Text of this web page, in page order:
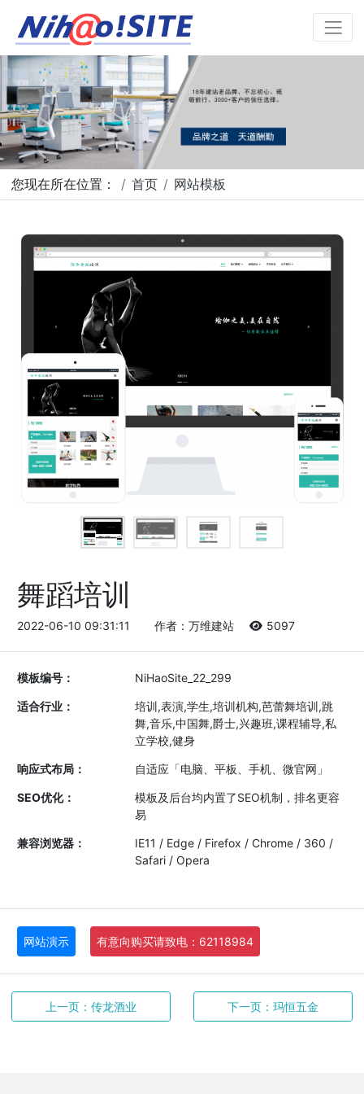
您现在所在位置： 首页 网站模板
舞蹈培训
2022-06-10 09:31:11 作者：万维建站 5097
模板编号： NiHaoSite_22_299
适合行业：
培训,表演,学生,培训机构,芭蕾舞培训,跳
舞,音乐,中国舞,爵士,兴趣班,课程辅导,私
立学校,健身
响应式布局： 自适应「电脑、平板、手机、微官网」
SEO优化：
模板及后台均内置了SEO机制，排名更容
易
兼容浏览器：
IE11 / Edge / Firefox / Chrome / 360 /
Safari / Opera
网站演示 有意向购买请致电：62118984
上一页：传龙酒业 下一页：玛恒五金